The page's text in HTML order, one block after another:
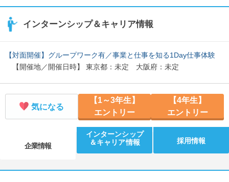
インターンシップ＆キャリア情報
【対面開催】グループワーク有／事業と仕事を知る1Day仕事体験
【開催地／開催日時】 東京都：未定 大阪府：未定
気になる
【1～3年生】
エントリー
【4年生】
エントリー
企業情報
インターンシップ
＆キャリア情報
採用情報